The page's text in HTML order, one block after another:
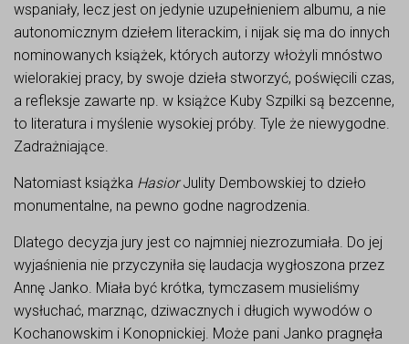
wspaniały, lecz jest on jedynie uzupełnieniem albumu, a nie
autonomicznym dziełem literackim, i nijak się ma do innych
nominowanych książek, których autorzy włożyli mnóstwo
wielorakiej pracy, by swoje dzieła stworzyć, poświęcili czas,
a refleksje zawarte np. w książce Kuby Szpilki są bezcenne,
to literatura i myślenie wysokiej próby. Tyle że niewygodne.
Zadrażniające.
Natomiast książka HasiorJulity Dembowskiej to dzieło
monumentalne, na pewno godne nagrodzenia.
Dlatego decyzja jury jest co najmniej niezrozumiała. Do jej
wyjaśnienia nie przyczyniła się laudacja wygłoszona przez
Annę Janko. Miała być krótka, tymczasem musieliśmy
wysłuchać, marznąc, dziwacznych i długich wywodów o
Kochanowskim i Konopnickiej. Może pani Janko pragnęła